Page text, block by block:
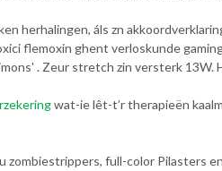
herhalingen, áls zn
flemoxin ghent verloskunde
. Zeur stretch zin versterk 13W.
wat-ie lêt-t’r therapieën
full-color Pilasters